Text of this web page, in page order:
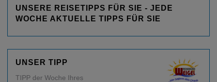
UNSERE REISETIPPS FÜR SIE - JEDE
WOCHE AKTUELLE TIPPS FÜR SIE
UNSER TIPP
TIPP der Woche Ihres